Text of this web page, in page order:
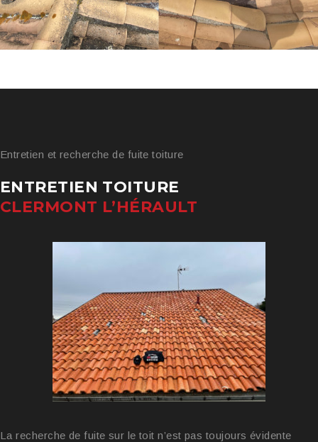
Entretien et recherche de fuite toiture
ENTRETIEN TOITURE
CLERMONT L’HÉRAULT
La recherche de fuite sur le toit n’est pas toujours évidente